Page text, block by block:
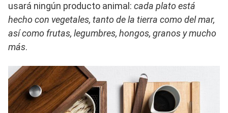
usará ningún producto animal: cada plato está
hecho con vegetales, tanto de la tierra como del mar,
así como frutas, legumbres, hongos, granos y mucho
más.